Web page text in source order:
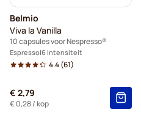
Belmio
Viva la Vanilla
10 capsules voor Nespresso®
Espresso 6 Intensiteit
4.4(61)
€ 2,79
€ 0,28/ kop